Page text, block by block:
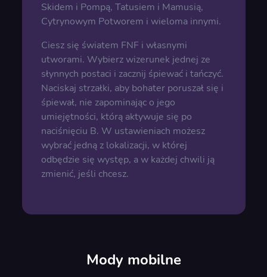
Skidem i Pompą, Tatusiem i Mamusią,
Cytrynowym Potworem i wieloma innymi.
Ciesz się światem FNF i własnymi
utworami. Wybierz wizerunek jednej ze
słynnych postaci i zacznij śpiewać i tańczyć.
Naciskaj strzałki, aby bohater poruszał się i
śpiewał, nie zapominając o jego
umiejętności, którą aktywuje się po
naciśnięciu B. W ustawieniach możesz
wybrać jedną z lokalizacji, w której
odbędzie się występ, a w każdej chwili ją
zmienić, jeśli chcesz.
Mody mobilne